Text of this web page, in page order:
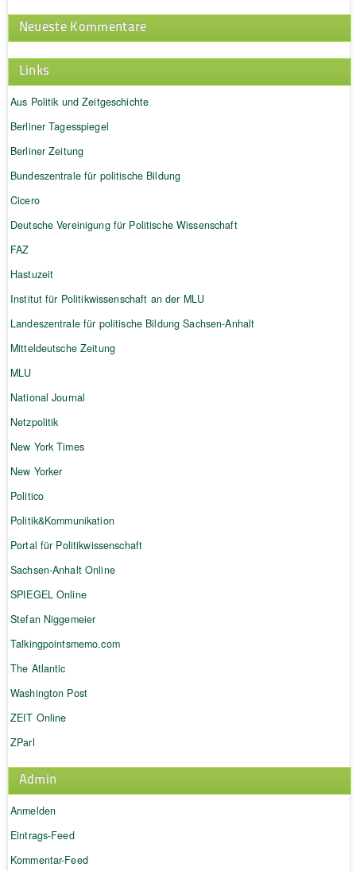
Neueste Kommentare
Links
Aus Politik und Zeitgeschichte
Berliner Tagesspiegel
Berliner Zeitung
Bundeszentrale für politische Bildung
Cicero
Deutsche Vereinigung für Politische Wissenschaft
FAZ
Hastuzeit
Institut für Politikwissenschaft an der MLU
Landeszentrale für politische Bildung Sachsen-Anhalt
Mitteldeutsche Zeitung
MLU
National Journal
Netzpolitik
New York Times
New Yorker
Politico
Politik&Kommunikation
Portal für Politikwissenschaft
Sachsen-Anhalt Online
SPIEGEL Online
Stefan Niggemeier
Talkingpointsmemo.com
The Atlantic
Washington Post
ZEIT Online
ZParl
Admin
Anmelden
Eintrags-Feed
Kommentar-Feed